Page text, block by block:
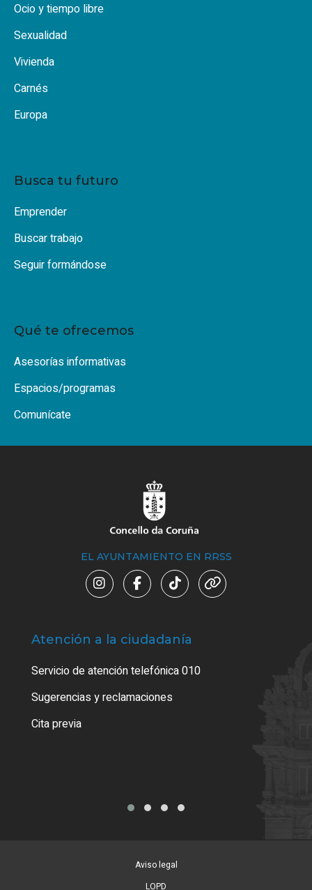
Ocio y tiempo libre
Sexualidad
Vivienda
Carnés
Europa
Busca tu futuro
Emprender
Buscar trabajo
Seguir formándose
Qué te ofrecemos
Asesorías informativas
Espacios/programas
Comunícate
EL AYUNTAMIENTO EN RRSS
Atención a la ciudadanía
Servicio de atención telefónica 010
Sugerencias y reclamaciones
Cita previa
Aviso legal
LOPD